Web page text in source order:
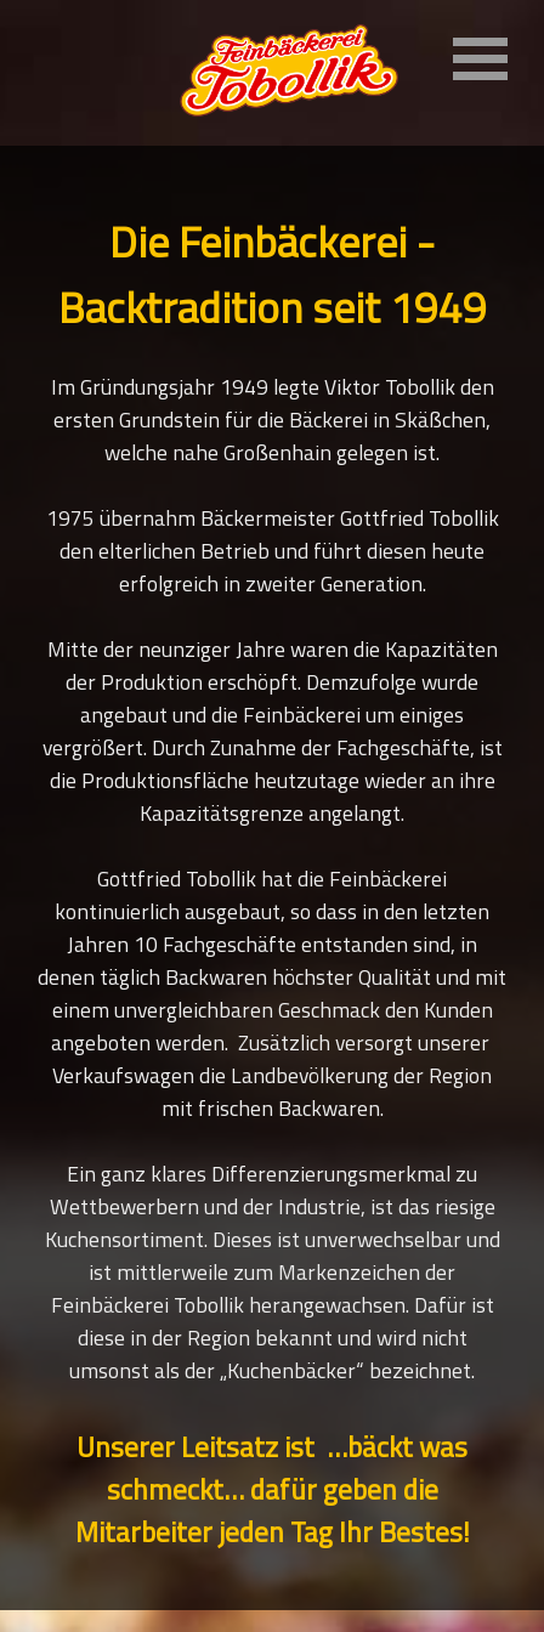
Die Feinbäckerei -
Backtradition seit 1949
Im Gründungsjahr 1949 legte Viktor Tobollik den
ersten Grundstein für die Bäckerei in Skäßchen,
welche nahe Großenhain gelegen ist.
1975 übernahm Bäckermeister Gottfried Tobollik
den elterlichen Betrieb und führt diesen heute
erfolgreich in zweiter Generation.
Mitte der neunziger Jahre waren die Kapazitäten
der Produktion erschöpft. Demzufolge wurde
angebaut und die Feinbäckerei um einiges
vergrößert. Durch Zunahme der Fachgeschäfte, ist
die Produktionsfläche heutzutage wieder an ihre
Kapazitätsgrenze angelangt.
Gottfried Tobollik hat die Feinbäckerei
kontinuierlich ausgebaut, so dass in den letzten
Jahren 10 Fachgeschäfte entstanden sind, in
denen täglich Backwaren höchster Qualität und mit
einem unvergleichbaren Geschmack den Kunden
angeboten werden. Zusätzlich versorgt unserer
Verkaufswagen die Landbevölkerung der Region
mit frischen Backwaren.
Ein ganz klares Differenzierungsmerkmal zu
Wettbewerbern und der Industrie, ist das riesige
Kuchensortiment. Dieses ist unverwechselbar und
ist mittlerweile zum Markenzeichen der
Feinbäckerei Tobollik herangewachsen. Dafür ist
diese in der Region bekannt und wird nicht
umsonst als der „Kuchenbäcker“ bezeichnet.
Unserer Leitsatz ist …bäckt was
schmeckt… dafür geben die
Mitarbeiter jeden Tag Ihr Bestes!